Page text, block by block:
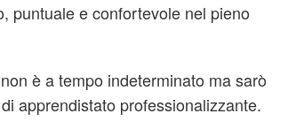
puntuale e confortevole nel pieno
è a tempo indeterminato ma sarò
apprendistato professionalizzante.